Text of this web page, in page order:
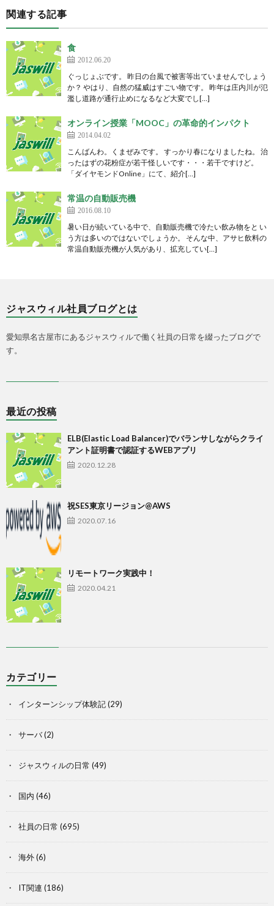
関連する記事
食
2012.06.20
ぐっじょぶです。 昨日の台風で被害等出ていませんでしょう
か？ やはり、自然の猛威はすごい物です。 昨年は庄内川が氾
濫し道路が通行止めになるなど大変でし[…]
オンライン授業「MOOC」の革命的インパクト
2014.04.02
こんばんわ。くまぜみです。 すっかり春になりましたね。 治
ったはずの花粉症が若干怪しいです・・・若干ですけど。
「ダイヤモンドOnline」にて、紹介[…]
常温の自動販売機
2016.08.10
暑い日が続いている中で、自動販売機で冷たい飲み物をと い
う方は多いのではないでしょうか。 そんな中、アサヒ飲料の
常温自動販売機が人気があり、拡充してい[…]
ジャスウィル社員ブログとは
愛知県名古屋市にあるジャスウィルで働く社員の日常を綴ったブログで
す。
最近の投稿
ELB(Elastic Load Balancer)でバランサしながらクライ
アント証明書で認証するWEBアプリ
2020.12.28
祝SES東京リージョン@AWS
2020.07.16
リモートワーク実践中！
2020.04.21
カテゴリー
インターンシップ体験記(29)
サーバ(2)
ジャスウィルの日常 (49)
国内 (46)
社員の日常 (695)
海外(6)
IT関連 (186)